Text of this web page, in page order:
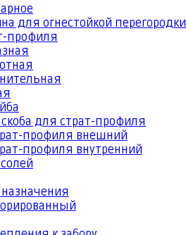
для огнестойкой перегородки
профиля
для страт-профиля
профиля внешний
профиля внутренний